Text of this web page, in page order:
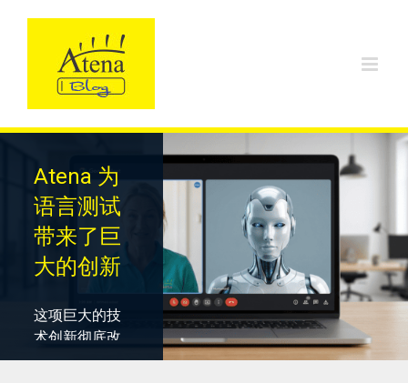
Atena 为
语言测试
带来了巨
大的创新
这项巨大的技
术创新彻底改
变了评估海外